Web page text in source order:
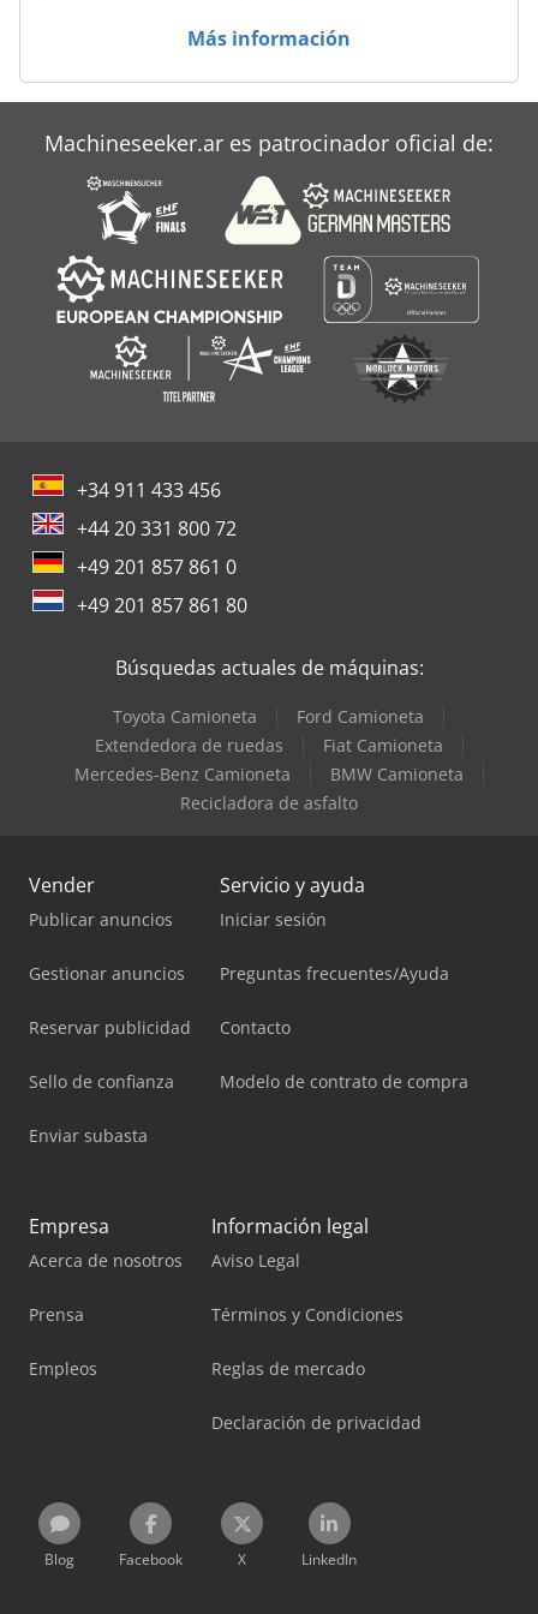
Más información
Machineseeker.ar es patrocinador oficial de:
+34 911 433 456
+44 20 331 800 72
+49 201 857 861 0
+49 201 857 861 80
Búsquedas actuales de máquinas:
Toyota Camioneta
Ford Camioneta
Extendedora de ruedas
Fiat Camioneta
Mercedes-Benz Camioneta
BMW Camioneta
Recicladora de asfalto
Vender
Publicar anuncios
Gestionar anuncios
Reservar publicidad
Sello de confianza
Enviar subasta
Servicio y ayuda
Iniciar sesión
Preguntas frecuentes/Ayuda
Contacto
Modelo de contrato de compra
Empresa
Acerca de nosotros
Prensa
Empleos
Información legal
Aviso Legal
Términos y Condiciones
Reglas de mercado
Declaración de privacidad
Blog Facebook X LinkedIn